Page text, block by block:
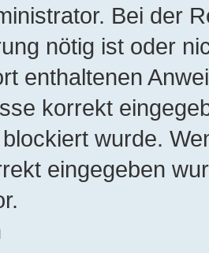
Bei der
nötig ist oder
enthaltenen
korrekt
wurde.
eingegeben